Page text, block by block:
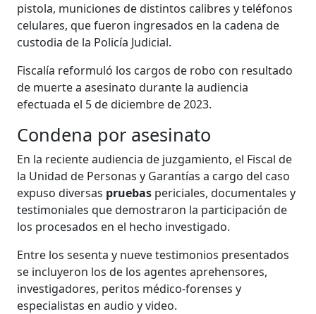
pistola, municiones de distintos calibres y teléfonos
celulares, que fueron ingresados en la cadena de
custodia de la Policía Judicial.
Fiscalía reformuló los cargos de robo con resultado
de muerte a asesinato durante la audiencia
efectuada el 5 de diciembre de 2023.
Condena por asesinato
En la reciente audiencia de juzgamiento, el Fiscal de
la Unidad de Personas y Garantías a cargo del caso
expuso diversas pruebas periciales, documentales y
testimoniales que demostraron la participación de
los procesados en el hecho investigado.
Entre los sesenta y nueve testimonios presentados
se incluyeron los de los agentes aprehensores,
investigadores, peritos médico-forenses y
especialistas en audio y video.